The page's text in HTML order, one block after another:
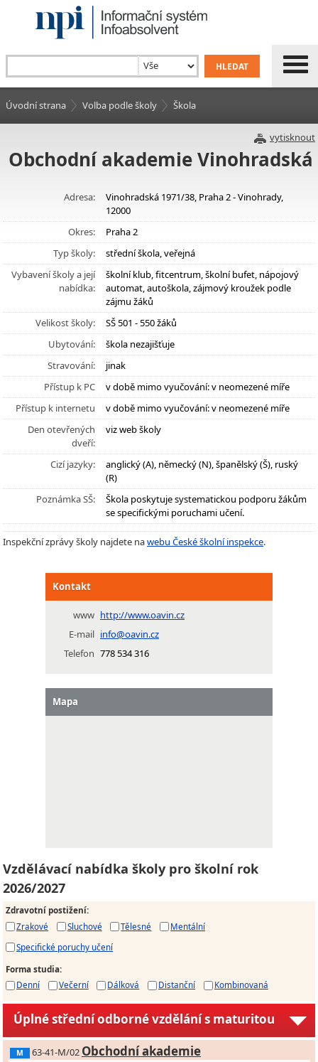
Úvodní strana Volba podle školy Škola
vytisknout
Obchodní akademie Vinohradská
Adresa:
Vinohradská 1971/38, Praha 2 - Vinohrady,
12000
Okres:
Praha 2
Typ školy:
střední škola, veřejná
Vybavení školy a její
nabídka:
školní klub, fitcentrum, školní bufet, nápojový
automat, autoškola, zájmový kroužek podle
zájmu žáků
Velikost školy:
SŠ 501 - 550 žáků
Ubytování:
škola nezajišťuje
Stravování:
jinak
Přístup k PC
v době mimo vyučování: v neomezené míře
Přístup k internetu
v době mimo vyučování: v neomezené míře
Den otevřených
dveří:
viz web školy
Cizí jazyky:
anglický (A), německý (N), španělský (Š), ruský
(R)
Poznámka SŠ:
Škola poskytuje systematickou podporu žákům
se specifickými poruchami učení.
Inspekční zprávy školy najdete nawebu České školní inspekce.
Kontakt
www http://www.oavin.cz
E-mail info@oavin.cz
Telefon 778 534 316
Mapa
Vzdělávací nabídka školy pro školní rok
2026/2027
Zdravotní postižení:
Zrakové
Sluchové Tělesné
Mentální
Specifické poruchy učení
Forma studia:
Denní
Večerní Dálková Distanční Kombinovaná
Úplné střední odborné vzdělání s maturitou
M 63-41-M/02 Obchodní akademie